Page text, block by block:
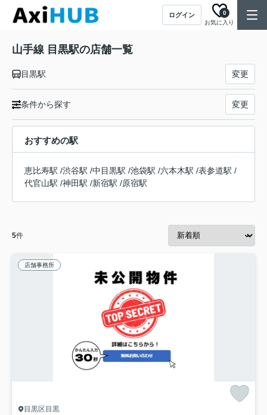
ログイン
お気に入り
0
山手線 目黒駅の店舗一覧
目黒駅 変更
条件から探す 変更
おすすめの駅
恵比寿駅 /渋谷駅 /中目黒駅 /池袋駅 /六本木駅 /表参道駅 /
代官山駅 /神田駅 /新宿駅 /原宿駅
5件
店舗事務所
目黒区目黒